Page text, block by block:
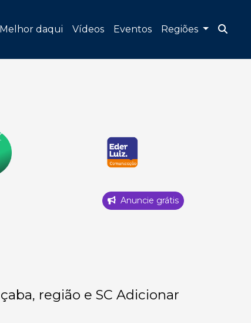
daqui Vídeos Eventos Regiões
Anuncie grátis
região e SC Adicionar